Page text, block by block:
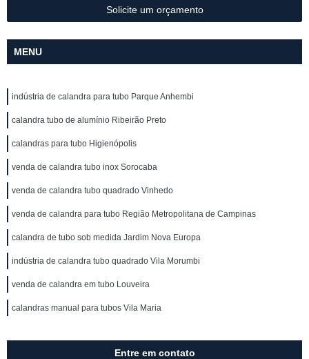
Solicite um orçamento
MENU
indústria de calandra para tubo Parque Anhembi
calandra tubo de alumínio Ribeirão Preto
calandras para tubo Higienópolis
venda de calandra tubo inox Sorocaba
venda de calandra tubo quadrado Vinhedo
venda de calandra para tubo Região Metropolitana de Campinas
calandra de tubo sob medida Jardim Nova Europa
indústria de calandra tubo quadrado Vila Morumbi
venda de calandra em tubo Louveira
calandras manual para tubos Vila Maria
Entre em contato